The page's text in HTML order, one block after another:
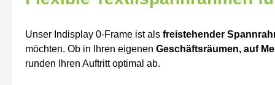
Unser Indisplay 0-Frame ist als freistehender
möchten. Ob in Ihren eigenen Geschäftsräumen, auf
runden Ihren Auftritt optimal ab.